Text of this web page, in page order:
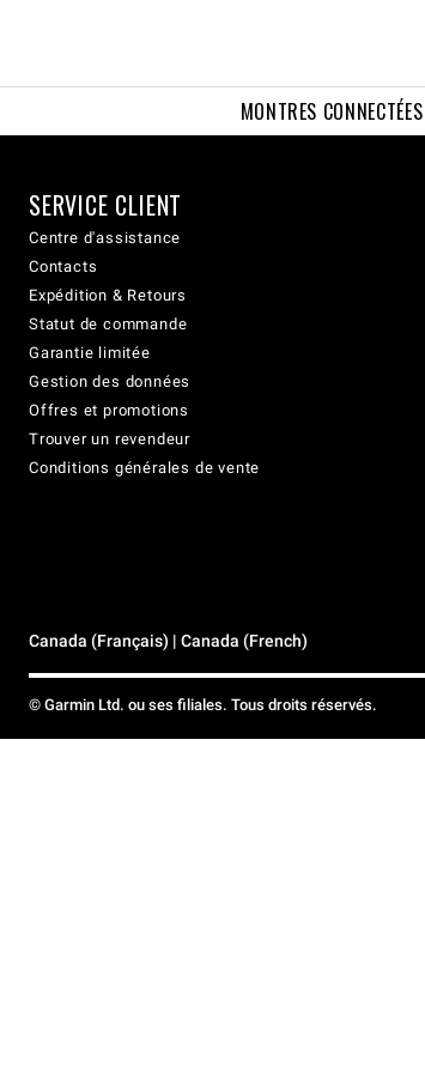
MONTRES CONNECTÉES
SERVICE CLIENT
Centre d'assistance
Contacts
Expédition & Retours
Statut de commande
Garantie limitée
Gestion des données
Offres et promotions
Trouver un revendeur
Conditions générales de vente
Canada (Français) | Canada (French)
© Garmin Ltd. ou ses filiales. Tous droits réservés.